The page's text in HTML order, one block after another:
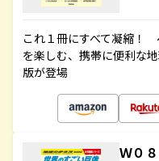
これ１冊にすべて凝縮！
を楽しむ、携帯に便利な
版が登場
Ｗ０